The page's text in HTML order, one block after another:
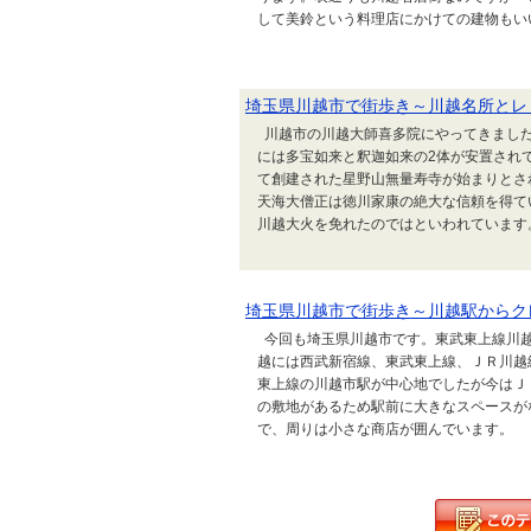
して美鈴という料理店にかけての建物も
埼玉県川越市で街歩き～川越名所と
川越市の川越大師喜多院にやってきまし
には多宝如来と釈迦如来の2体が安置さ
て創建された星野山無量寿寺が始まりと
天海大僧正は徳川家康の絶大な信頼を得
川越大火を免れたのではといわれていま
埼玉県川越市で街歩き～川越駅から
今回も埼玉県川越市です。東武東上線川
越には西武新宿線、東武東上線、ＪＲ川
東上線の川越市駅が中心地でしたが今は
の敷地があるため駅前に大きなスペース
で、周りは小さな商店が囲んでいます。